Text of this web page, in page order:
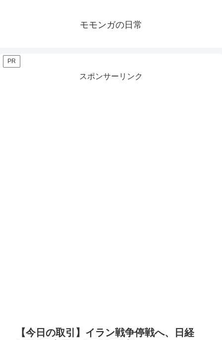
モモンガの日常
PR
スポンサーリンク
【今日の取引】イラン戦争停戦へ、日経